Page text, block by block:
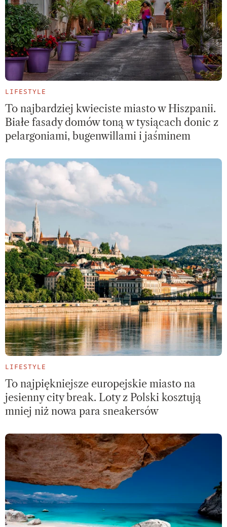
LIFESTYLE
To najbardziej kwieciste miasto w Hiszpanii.
Białe fasady domów toną w tysiącach donic z
pelargoniami, bugenwillami i jaśminem
LIFESTYLE
To najpiękniejsze europejskie miasto na
jesienny city break. Loty z Polski kosztują
mniej niż nowa para sneakersów